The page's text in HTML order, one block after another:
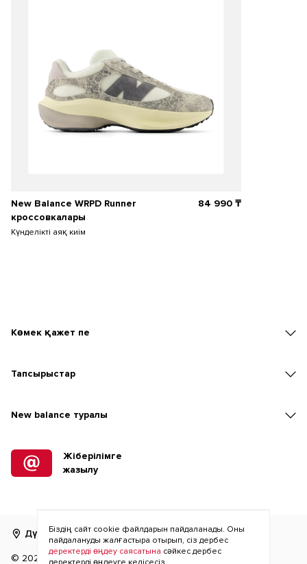
New Balance WRPD Runner
кроссовкалары
Күнделікті аяқ киім
84 990₸
Көмек қажет пе
Тапсырыстар
New balаnce туралы
Жіберілімге
жазылу
Дүкенді табу RU KZ
© 2026
Біздің сайт cookie файлдарын пайдаланады. Оны
пайдалануды жалғастыра отырып, сіз дербес
деректерді өңдеу саясатына сәйкес дербес